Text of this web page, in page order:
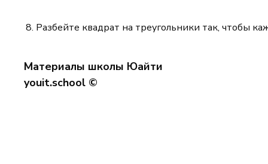
Разбейте квадрат на треугольники так, чтобы
Материалы школы Юайти
youit.school ©